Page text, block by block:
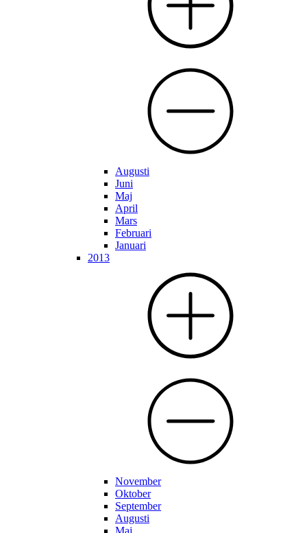
Augusti
Juni
Maj
April
Mars
Februari
Januari
2013
November
Oktober
September
Augusti
Maj